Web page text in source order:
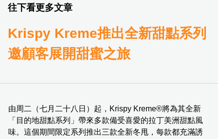
往下看更多文章
Krispy Kreme推出全新甜點系列
邀顧客展開甜蜜之旅
由周二（七月二十八日）起，Krispy Kreme®將為其全新
「目的地甜點系列」帶來多款備受喜愛的拉丁美洲甜點風
味。這個期間限定系列推出三款全新冬甩，每款都充滿誘